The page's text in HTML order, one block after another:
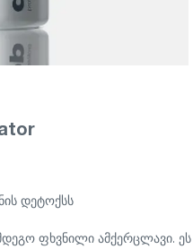
დეტოქსს
ფხვნილი ამქერცლავი. ეს